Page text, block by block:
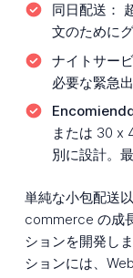
同日配送：
文のために
ナイトサー
必要な緊急
または 30 x
別に設計。
単純な小包配送
commerce の成
ションを開発し
ションには、